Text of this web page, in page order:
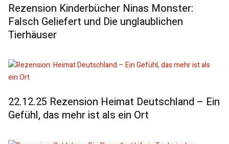
Rezension Kinderbücher Ninas Monster:
Falsch Geliefert und Die unglaublichen
Tierhäuser
22.12.25 Rezension Heimat Deutschland – Ein
Gefühl, das mehr ist als ein Ort